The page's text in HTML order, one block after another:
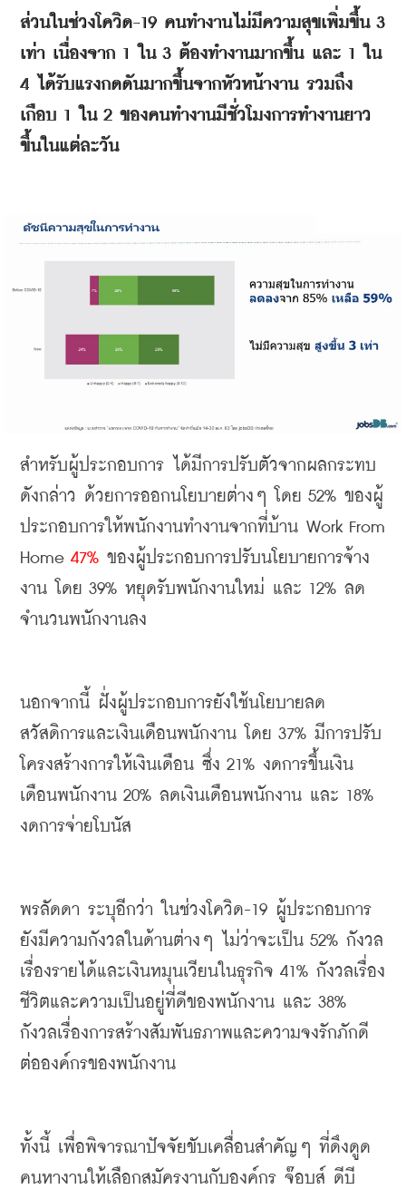
ส่วนในช่วงโควิด-19 คนทำงานไม่มีความสุขเพิ่มขึ้น
3
เท่า เนื่องจาก 1 ใน 3 ต้องทำงานมากขึ้น และ 1
ใน
4
ได้รับแรงกดดันมากขึ้นจากหัวหน้างาน รวมถึง
เกือบ 1 ใน 2 ของคนทำงานมีชั่วโมงการทำงานยาว
ขึ้นในแต่ละวัน
สำหรับผู้ประกอบการ
ได้มีการปรับตัวจากผลกระทบ
ดังกล่าว
ด้วยการออกนโยบายต่างๆ โดย 52% ของผู้
ประกอบการให้พนักงานทำงานจากที่บ้าน Work From
Home 47% ของผู้ประกอบการปรับนโยบายการจ้าง
งาน โดย 39% หยุดรับพนักงานใหม่ และ 12% ลด
จำนวนพนักงานลง
นอกจากนี้ ฝั่งผู้ประกอบการยังใช้นโยบายลด
สวัสดิการและเงินเดือนพนักงาน โดย 37% มีการปรับ
โครงสร้างการให้เงินเดือน ซึ่ง 21% งดการขึ้นเงิน
เดือนพนักงาน 20% ลดเงินเดือนพนักงาน และ
งดการจ่ายโบนัส
พรลัดดา ระบุอีกว่า ในช่วงโควิด-19 ผู้ประกอบการ
ยังมีความกังวลในด้านต่างๆ
ไม่ว่าจะเป็น 52% กังวล
เรื่องรายได้และเงินหมุนเวียนในธุรกิจ 41% กังวลเรื่อง
ชีวิตและความเป็นอยู่ที่ดีของพนักงาน และ
กังวลเรื่องการสร้างสัมพันธภาพและความจงรักภักดี
ต่อองค์กรของพนักงาน
ทั้งนี้ เพื่อพิจารณาปัจจัยขับเคลื่อนสำคัญๆ ที่ดึงดูด
คนหางานให้เลือกสมัครงานกับองค์กร จ๊อบส์ ดีบี